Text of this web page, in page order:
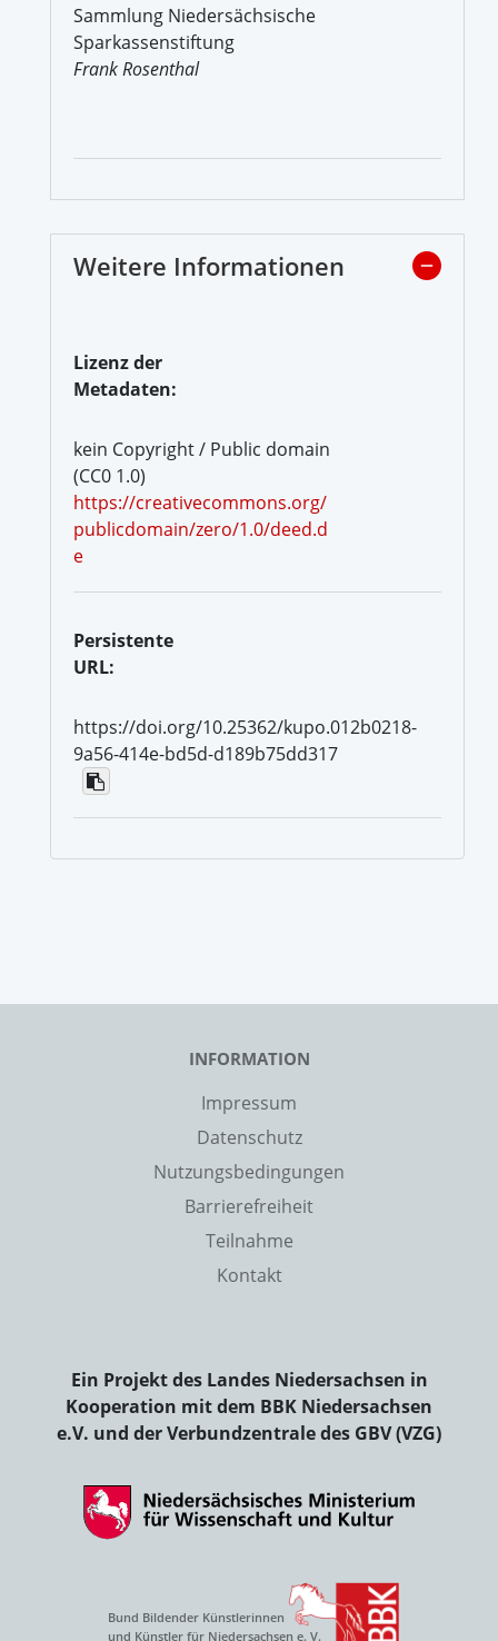
Sammlung Niedersächsische
Sparkassenstiftung
Frank Rosenthal
Weitere Informationen
Lizenz der
Metadaten:
kein Copyright / Public domain
(CC0 1.0)
https://creativecommons.org/
publicdomain/zero/1.0/deed.d
e
Persistente
URL:
https://doi.org/10.25362/kupo.012b0218-
9a56-414e-bd5d-d189b75dd317
INFORMATION
Impressum
Datenschutz
Nutzungsbedingungen
Barrierefreiheit
Teilnahme
Kontakt
Ein Projekt des Landes Niedersachsen in
Kooperation mit dem BBK Niedersachsen
e.V. und der Verbundzentrale des GBV (VZG)
Bund Bildender Künstlerinnen
und Künstler für Niedersachsen e. V.